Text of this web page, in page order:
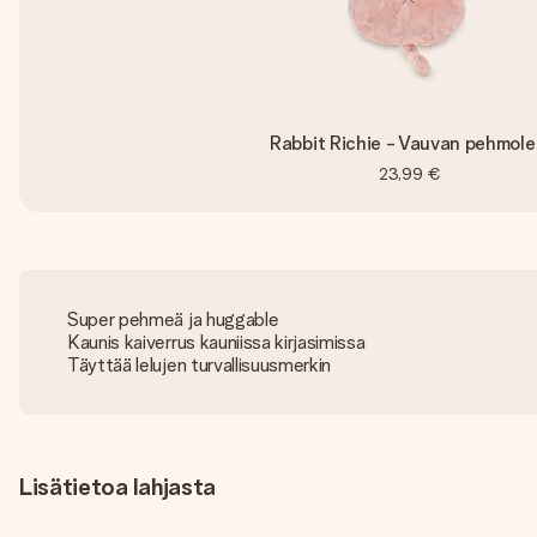
Rabbit Richie - Vauvan
23,99 €
Super pehmeä ja huggable
Kaunis kaiverrus kauniissa kirjasimissa
Täyttää lelujen turvallisuusmerkin
Lisätietoa lahjasta